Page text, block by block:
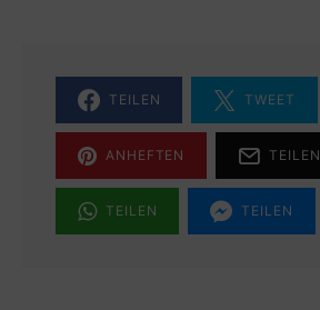
TEILEN TWEET
ANHEFTEN TEILEN
TEILEN TEILEN